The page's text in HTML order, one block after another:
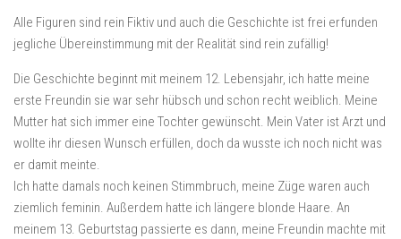
Alle Figuren sind rein Fiktiv und auch die Geschichte ist frei erfunden
jegliche Übereinstimmung mit der Realität sind rein zufällig!
Die Geschichte beginnt mit meinem 12. Lebensjahr, ich hatte meine
erste Freundin sie war sehr hübsch und schon recht weiblich. Meine
Mutter hat sich immer eine Tochter gewünscht. Mein Vater ist Arzt und
wollte ihr diesen Wunsch erfüllen, doch da wusste ich noch nicht was
er damit meinte.
Ich hatte damals noch keinen Stimmbruch, meine Züge waren auch
ziemlich feminin. Außerdem hatte ich längere blonde Haare. An
meinem 13. Geburtstag passierte es dann, meine Freundin machte mit